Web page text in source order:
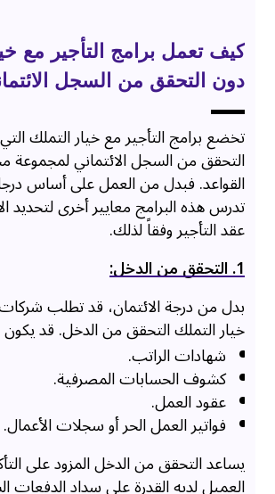
كيف تعمل برامج التأجير مع
دون التحقق من السجل
تخضع برامج التأجير مع خيار التملك
التحقق من السجل الائتماني لمجموعة
القواعد. فبدل من العمل على أساس
تدرس هذه البرامج معايير أخرى لتحديد
عقد التأجير وفقاً لذلك.
1. التحقق من الدخل:
بدل من درجة الائتمان، قد تطلب
خيار التملك التحقق من الدخل. قد
شهادات الراتب.
كشوف الحسابات المصرفية.
عقود العمل.
فواتير العمل الحر أو سجلات الأعمال.
يساعد التحقق من الدخل المزود على
العميل لديه القدرة على سداد الدفعات